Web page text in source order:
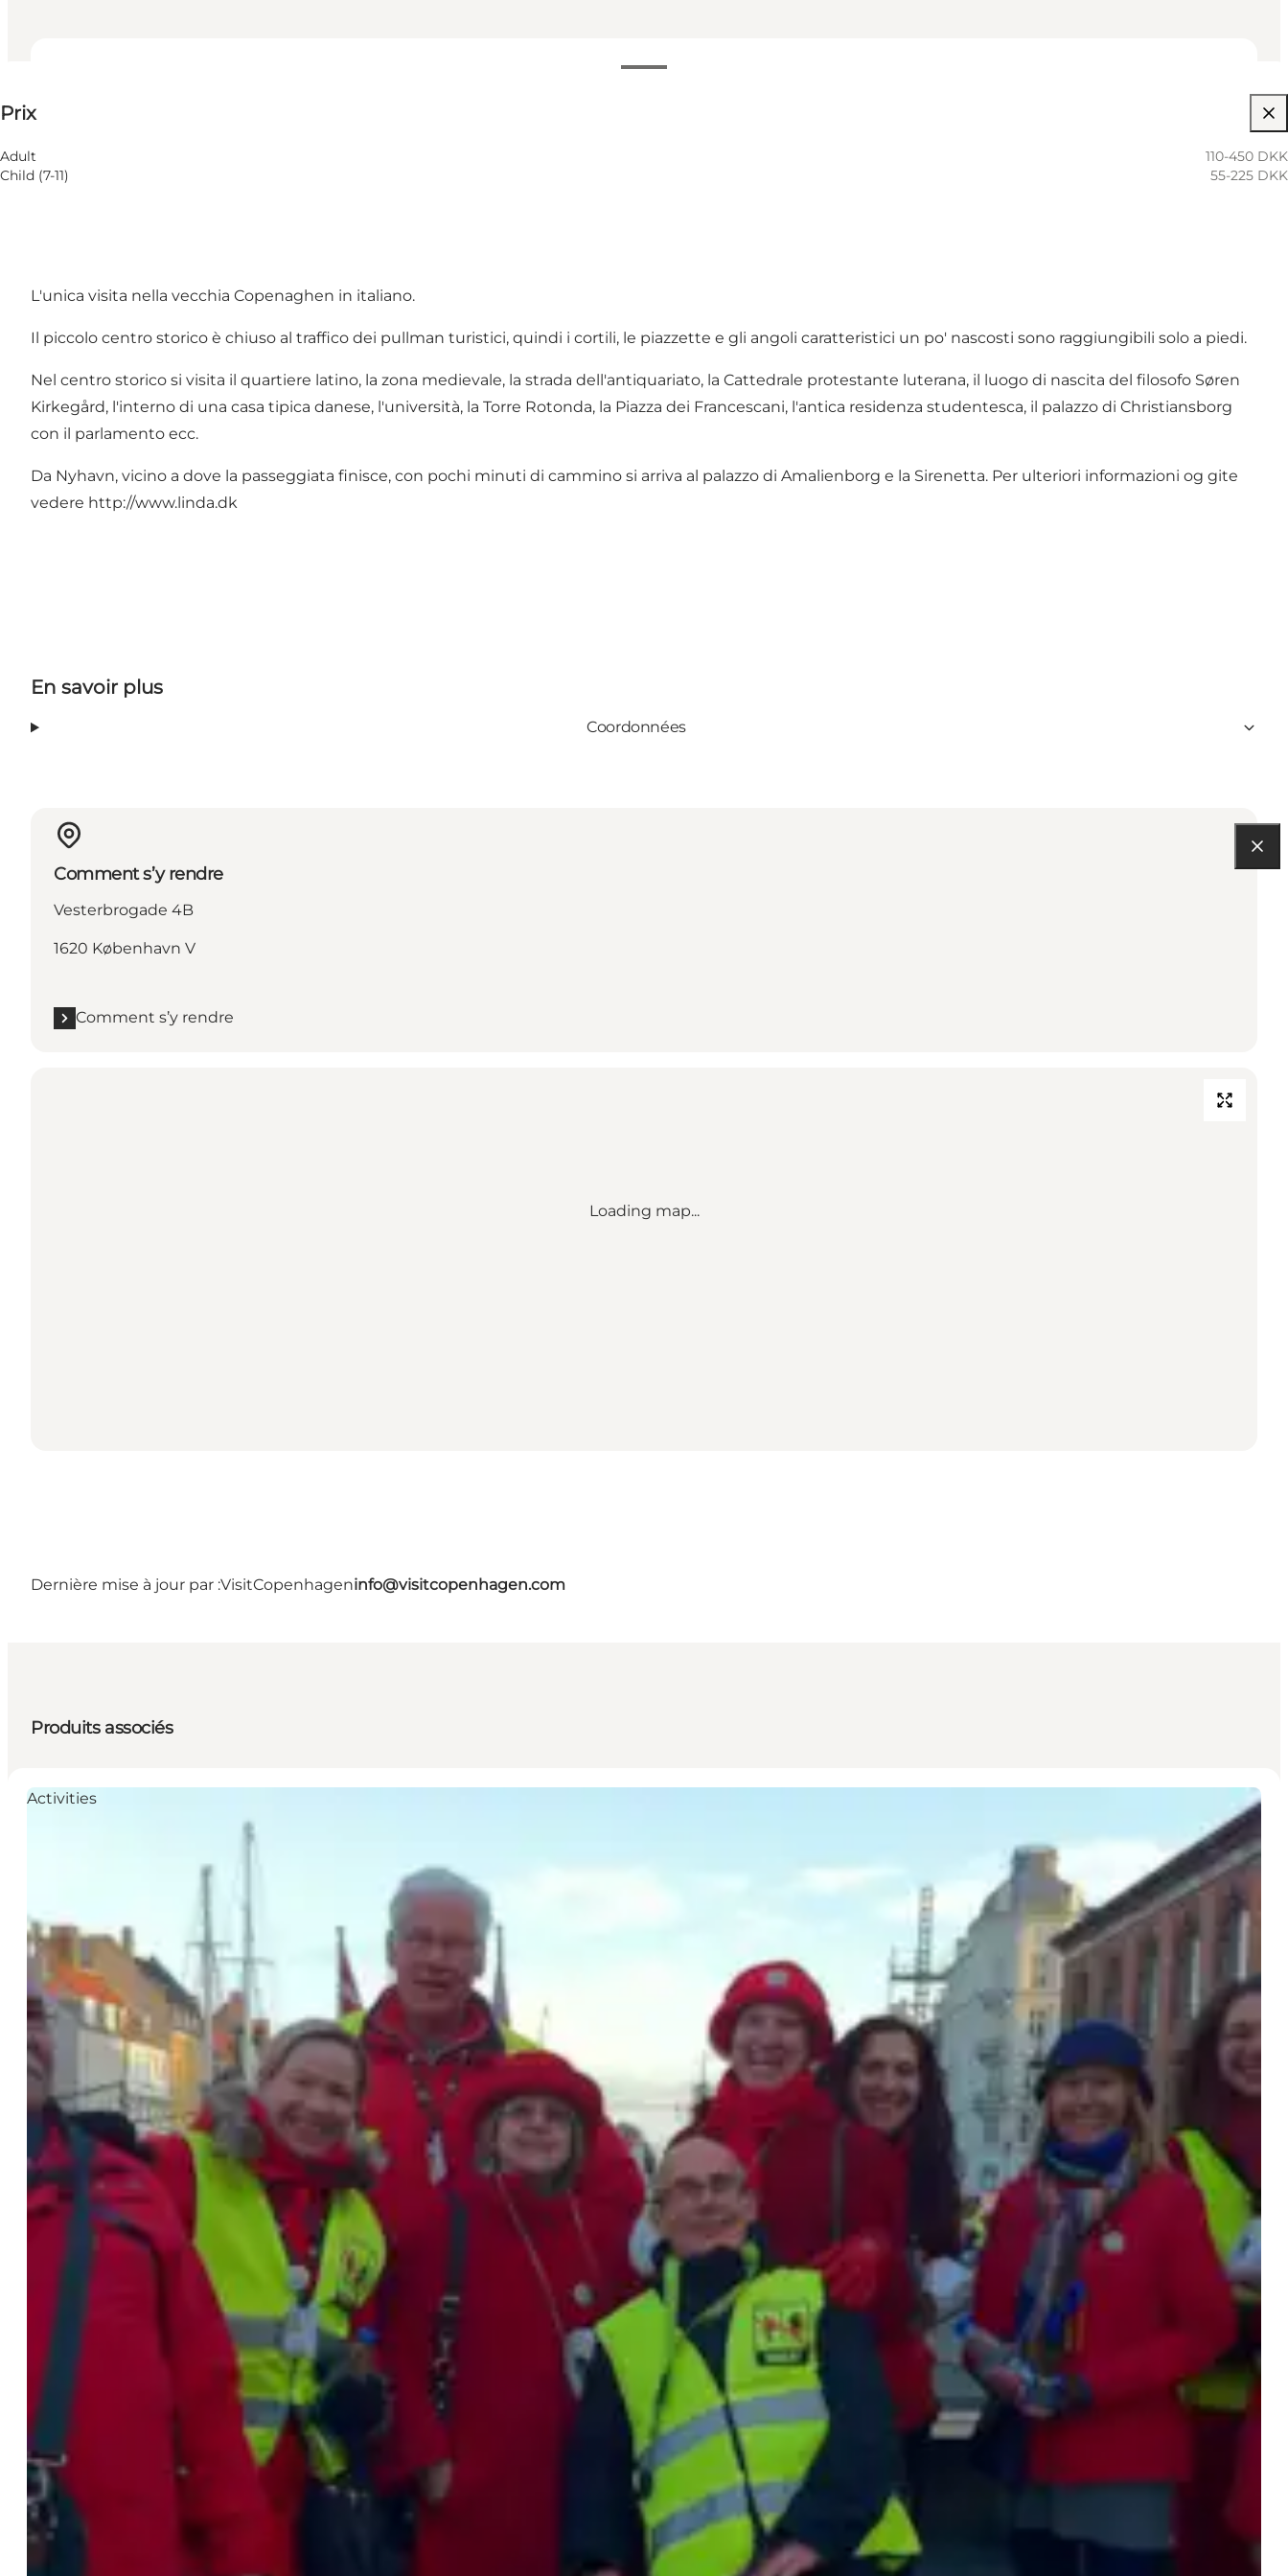
Prix
Adult
110-450 DKK
Child (7-11)
55-225 DKK
L'unica visita nella vecchia Copenaghen in italiano.
Il piccolo centro storico è chiuso al traffico dei pullman turistici, quindi i cortili, le piazzette e gli angoli caratteristici un po' nascosti sono raggiungibili solo a piedi.
Nel centro storico si visita il quartiere latino, la zona medievale, la strada dell'antiquariato, la Cattedrale protestante luterana, il luogo di nascita del filosofo Søren
Kirkegård, l'interno di una casa tipica danese, l'università, la Torre Rotonda, la Piazza dei Francescani, l'antica residenza studentesca, il palazzo di Christiansborg
con il parlamento ecc.
Da Nyhavn, vicino a dove la passeggiata finisce, con pochi minuti di cammino si arriva al palazzo di Amalienborg e la Sirenetta. Per ulteriori informazioni og gite
vedere http://www.linda.dk
En savoir plus
Coordonnées
Comment s’y rendre
Vesterbrogade 4B
1620 København V
Comment s’y rendre
Loading map...
Dernière mise à jour par :VisitCopenhageninfo@visitcopenhagen.com
Produits associés
Activities